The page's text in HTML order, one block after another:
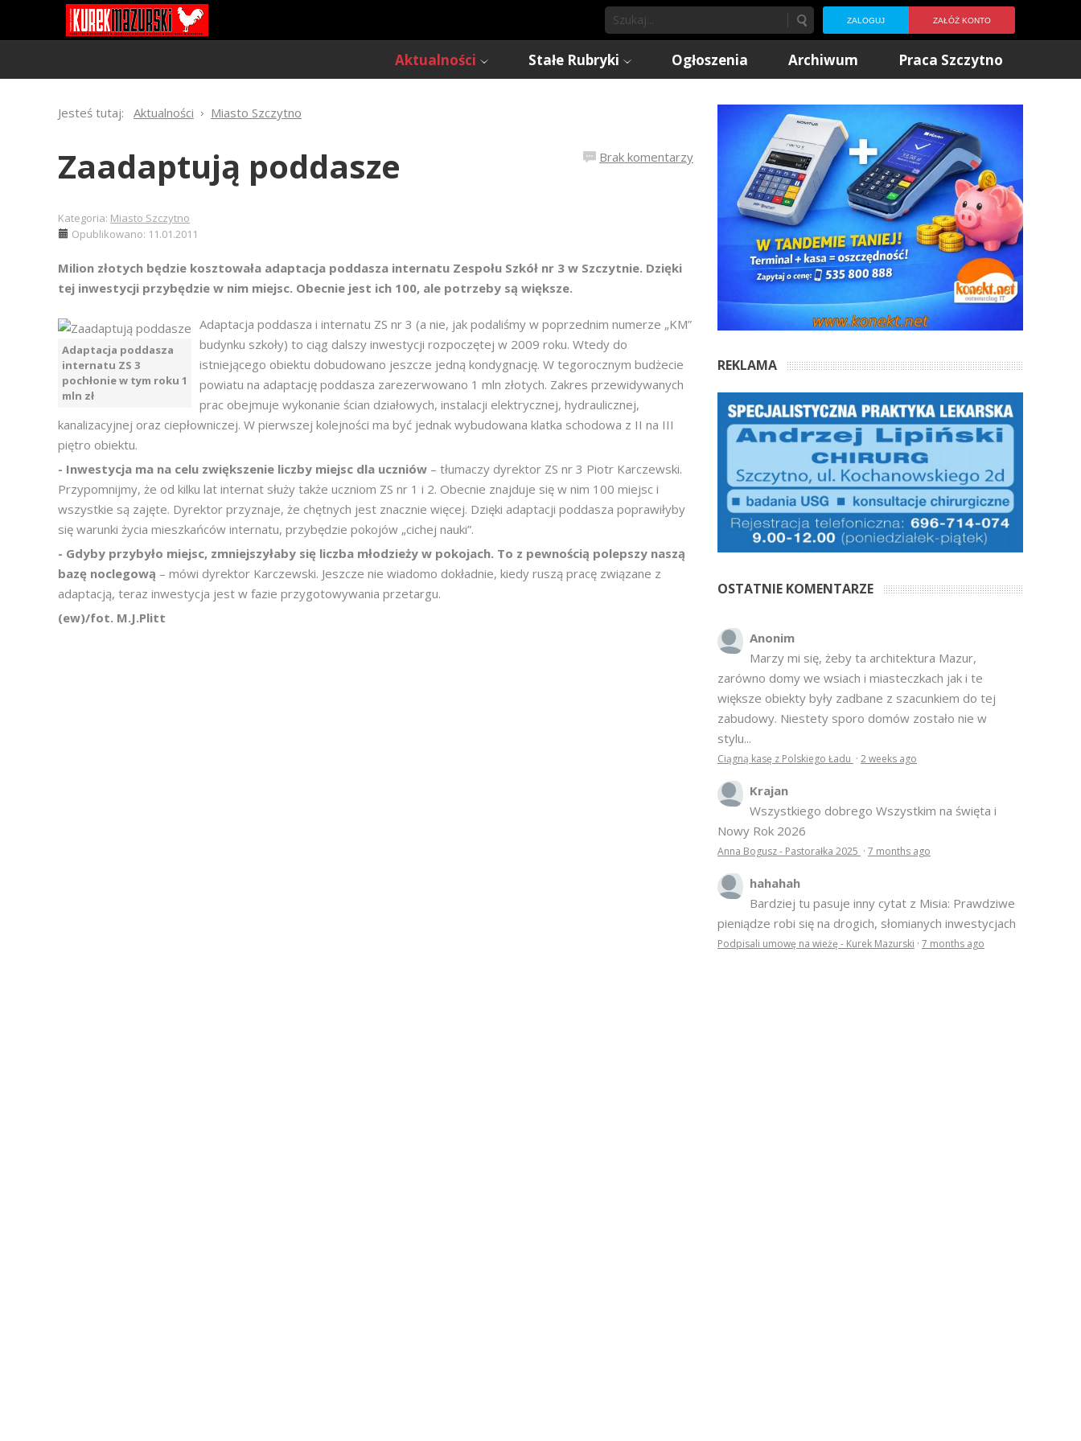
ZALOGUJ ZAŁÓŻ KONTO
Aktualności Stałe Rubryki Ogłoszenia Archiwum Praca Szczytno
Jesteś tutaj: Aktualności Miasto Szczytno
Brak komentarzy
Zaadaptują poddasze
Kategoria: Miasto Szczytno
Opublikowano: 11.01.2011
Milion złotych będzie kosztowała adaptacja poddasza internatu Zespołu Szkół nr 3 w Szczytnie. Dzięki
tej inwestycji przybędzie w nim miejsc. Obecnie jest ich 100, ale potrzeby są większe.
Adaptacja poddasza
internatu ZS 3
pochłonie w tym roku 1
mln zł
Adaptacja poddasza i internatu ZS nr 3 (a nie, jak podaliśmy w poprzednim numerze „KM”
budynku szkoły) to ciąg dalszy inwestycji rozpoczętej w 2009 roku. Wtedy do
istniejącego obiektu dobudowano jeszcze jedną kondygnację. W tegorocznym budżecie
powiatu na adaptację poddasza zarezerwowano 1 mln złotych. Zakres przewidywanych
prac obejmuje wykonanie ścian działowych, instalacji elektrycznej, hydraulicznej,
kanalizacyjnej oraz ciepłowniczej. W pierwszej kolejności ma być jednak wybudowana klatka schodowa z II na III
piętro obiektu.
- Inwestycja ma na celu zwiększenie liczby miejsc dla uczniów – tłumaczy dyrektor ZS nr 3 Piotr Karczewski.
Przypomnijmy, że od kilku lat internat służy także uczniom ZS nr 1 i 2. Obecnie znajduje się w nim 100 miejsc i
wszystkie są zajęte. Dyrektor przyznaje, że chętnych jest znacznie więcej. Dzięki adaptacji poddasza poprawiłyby
się warunki życia mieszkańców internatu, przybędzie pokojów „cichej nauki”.
- Gdyby przybyło miejsc, zmniejszyłaby się liczba młodzieży w pokojach. To z pewnością polepszy naszą
bazę noclegową – mówi dyrektor Karczewski. Jeszcze nie wiadomo dokładnie, kiedy ruszą pracę związane z
adaptacją, teraz inwestycja jest w fazie przygotowywania przetargu.
(ew)/fot. M.J.Plitt
REKLAMA
OSTATNIE KOMENTARZE
Anonim
Marzy mi się, żeby ta architektura Mazur,
zarówno domy we wsiach i miasteczkach jak i te
większe obiekty były zadbane z szacunkiem do tej
zabudowy. Niestety sporo domów zostało nie w
stylu...
Ciągną kasę z Polskiego Ładu · 2 weeks ago
Krajan
Wszystkiego dobrego Wszystkim na święta i
Nowy Rok 2026
Anna Bogusz - Pastorałka 2025 · 7 months ago
hahahah
Bardziej tu pasuje inny cytat z Misia: Prawdziwe
pieniądze robi się na drogich, słomianych inwestycjach
Podpisali umowę na wieżę - Kurek Mazurski · 7 months ago